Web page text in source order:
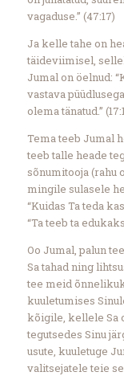
vagaduse.” (47:17)
Ja kelle tahe on
täideviimisel,
Jumal on öelnud:
vastava
olema tänatud.”
Tema teeb Jumal
teeb talle heade
sõnumitooja (rahu
mingile sulasele
“Kuidas Ta teda
“Ta teeb ta
Oo Jumal, palun
Sa tahad ning
tee meid
kuuletumises
kõigile, kellele Sa
tegutsedes Sinu
usute, kuuletuge
valitsejatele teie